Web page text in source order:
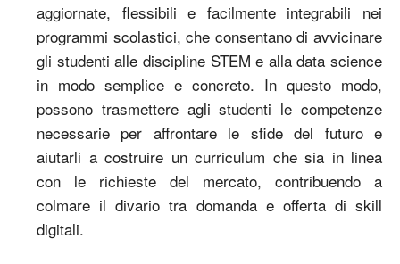
aggiornate, flessibili e facilmente integrabili nei
programmi scolastici, che consentano di avvicinare
gli studenti alle discipline STEM e alla data science
in modo semplice e concreto. In questo modo,
possono trasmettere agli studenti le competenze
necessarie per affrontare le sfide del futuro e
aiutarli a costruire un curriculum che sia in linea
con le richieste del mercato, contribuendo a
colmare il divario tra domanda e offerta di skill
digitali.